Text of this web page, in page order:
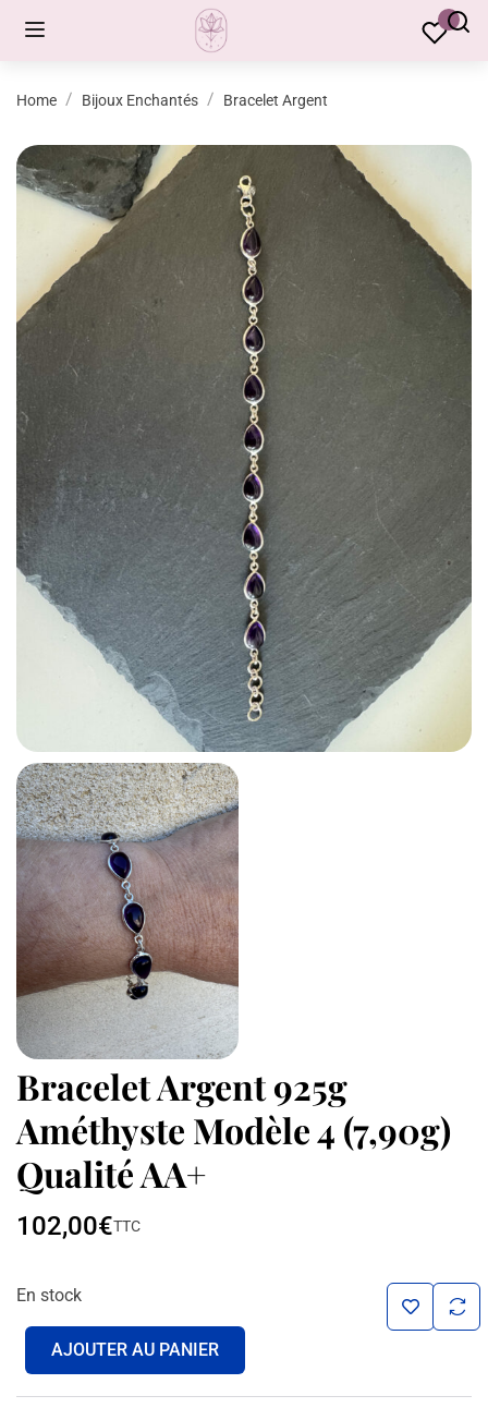
Home Bijoux Enchantés Bracelet Argent
Bracelet Argent 925g
Améthyste Modèle 4 (7,90g)
Qualité AA+
102,00€TTC
En stock
AJOUTER AU PANIER